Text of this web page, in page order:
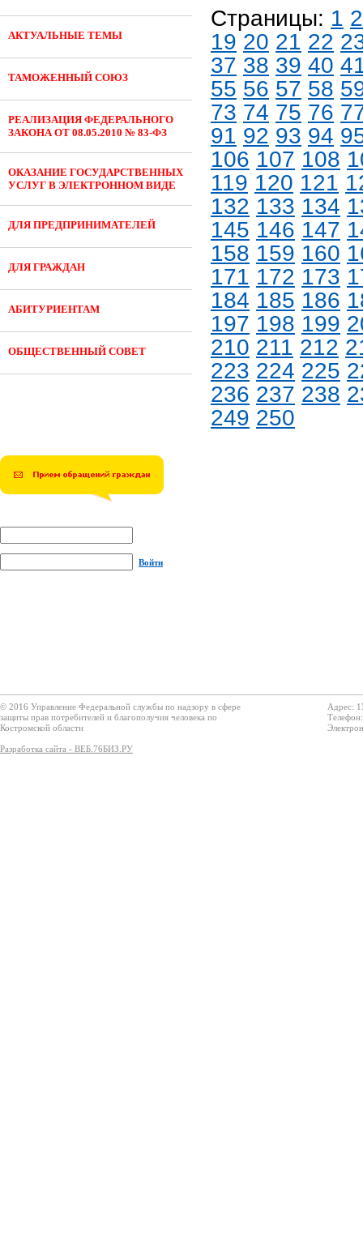
АКТУАЛЬНЫЕ ТЕМЫ
ТАМОЖЕННЫЙ СОЮЗ
РЕАЛИЗАЦИЯ ФЕДЕРАЛЬНОГО
ЗАКОНА ОТ 08.05.2010 № 83-ФЗ
ОКАЗАНИЕ ГОСУДАРСТВЕННЫХ
УСЛУГ В ЭЛЕКТРОННОМ ВИДЕ
ДЛЯ ПРЕДПРИНИМАТЕЛЕЙ
ДЛЯ ГРАЖДАН
АБИТУРИЕНТАМ
ОБЩЕСТВЕННЫЙ СОВЕТ
Страницы: 1 2
19 20 21 22
37 38 39 40
55 56 57 58
73 74 75 76
91 92 93 94
106 107 108
119 120 121
132 133 134
145 146 147
158 159 160
171 172 173
184 185 186
197 198 199
210 211 212
223 224 225
236 237 238
249 250
Войти
© 2016 Управление Федеральной службы по надзору в сфере
защиты прав потребителей и благополучия человека по
Костромской области
Разработка сайта - ВЕБ.76БИЗ.РУ
Адрес: